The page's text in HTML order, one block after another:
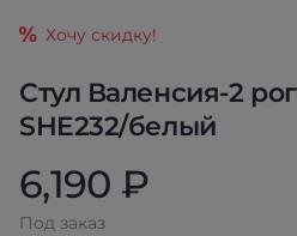
Стул Валенсия-2
SHE232/белый
Хочу скидку!
6,190 ₽
Под заказ